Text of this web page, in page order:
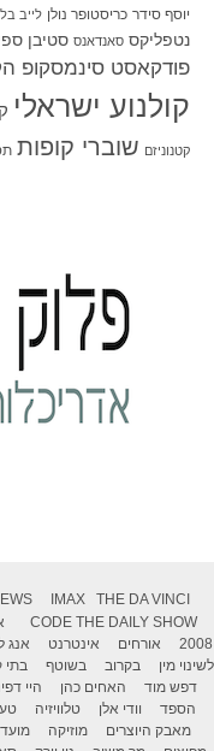
יוסף סידר כריסטופר נולן לייב
נטפליקס סאנדאנס סטיבן
פודקאסט סינמסקופ
קולנוע ישראלי
קטנוניזם שוברי קופות
IMAX
THE DA VINCI
CODE THE DAILY SHOW
2008
אורחים אינטרנט אנג
לשינוי מין
בקרוב בשוטף בתי
דפש מוד
האחים כהן היי
הספד
וודי אלן טלוויזיה
מאבק היוצרים
מוזיקה